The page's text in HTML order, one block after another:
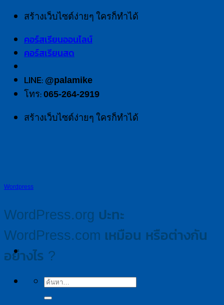
สร้างเว็บไซต์ง่ายๆ ใครก็ทำได้
คอร์สเรียนออนไลน์
คอร์สเรียนสด
LINE: @palamike
โทร: 065-264-2919
สร้างเว็บไซต์ง่ายๆ ใครก็ทำได้
Wordpress
WordPress.org ปะทะ
WordPress.com เหมือน หรือต่างกัน
อย่างไร ?